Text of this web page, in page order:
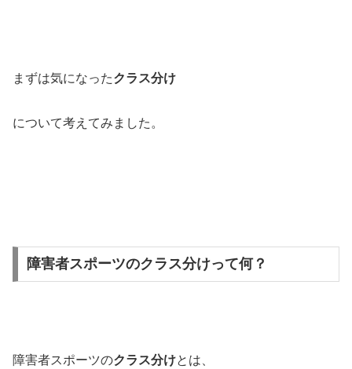
まずは気になったクラス分け
について考えてみました。
障害者スポーツのクラス分けって何？
障害者スポーツのクラス分けとは、